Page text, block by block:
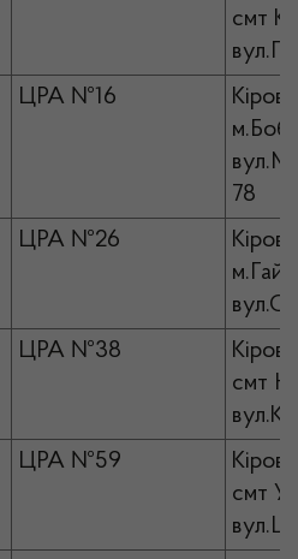
смт
ЦРА №16
78
ЦРА №26
ЦРА №38
смт
ЦРА №59
смт